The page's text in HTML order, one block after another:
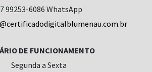
99253-6086 WhatsApp
DE FUNCIONAMENTO
Segunda a Sexta